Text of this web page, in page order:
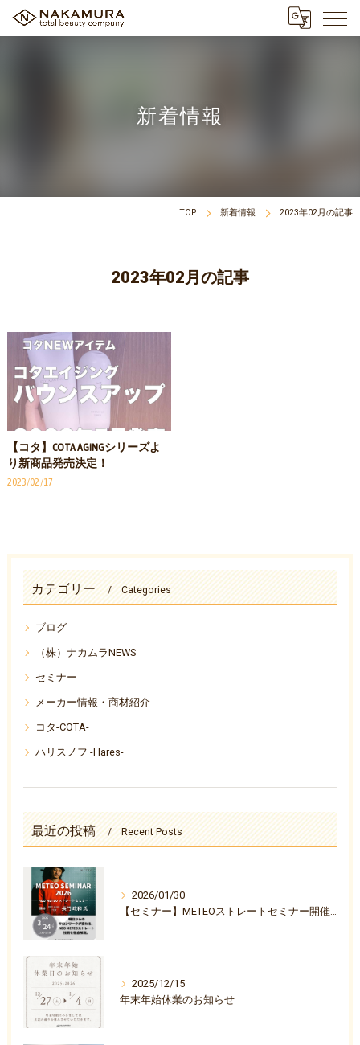
新着情報
TOP 新着情報 2023年02月の記事
2023年02月の記事
【コタ】COTA AGiNGシリーズよ
り新商品発売決定！
2023/02/17
カテゴリー Categories
ブログ
（株）ナカムラNEWS
セミナー
メーカー情報・商材紹介
コタ-COTA-
ハリスノフ -Hares-
最近の投稿 Recent Posts
2026/01/30
【セミナー】METEOストレートセミナー開催決定のお知らせ
2025/12/15
年末年始休業のお知らせ